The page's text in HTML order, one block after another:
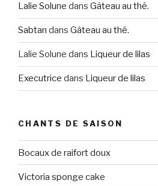
Lalie Solune dans Gâteau au thé.
Sabtan dans Gâteau au thé.
Lalie Solune dans Liqueur de lilas
Executrice dans Liqueur de lilas
CHANTS DE SAISON
Bocaux de raifort doux
Victoria sponge cake